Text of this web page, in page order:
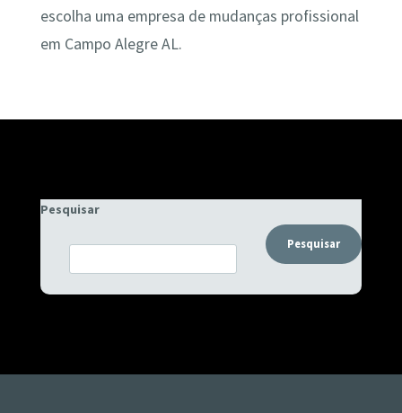
escolha uma empresa de mudanças profissional
em Campo Alegre AL.
Pesquisar
Pesquisar